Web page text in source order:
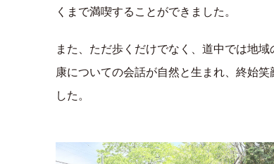
くまで満喫することができました。
また、ただ歩くだけでなく、道中では地
康についての会話が自然と生まれ、終始
した。